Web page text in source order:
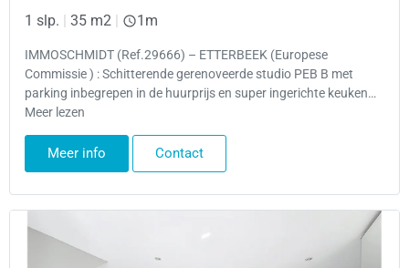
1 slp. 35 m2 1m
IMMOSCHMIDT (Ref.29666) – ETTERBEEK (Europese
Commissie ) : Schitterende gerenoveerde studio PEB B met
parking inbegrepen in de huurprijs en super ingerichte keuken…
Meer lezen
Meer info Contact